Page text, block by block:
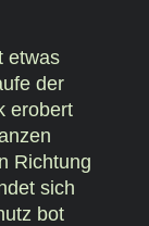
etwas
der
erobert
Richtung
sich
bot